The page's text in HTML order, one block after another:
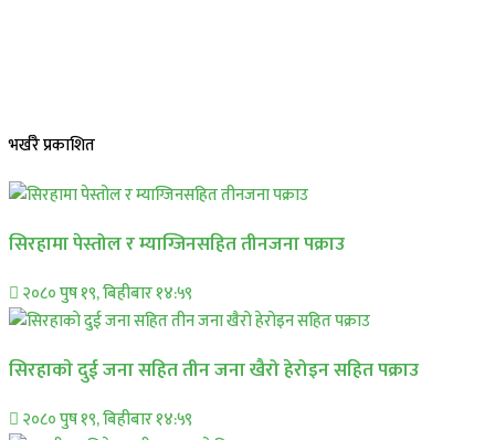
भर्खरै प्रकाशित
सिरहामा पेस्तोल र म्याग्जिनसहित तीनजना पक्राउ
२०८० पुष १९, बिहीबार १४:५९
सिरहाकाे दुई जना सहित तीन जना खैरो हेरोइन सहित पक्राउ
२०८० पुष १९, बिहीबार १४:५९